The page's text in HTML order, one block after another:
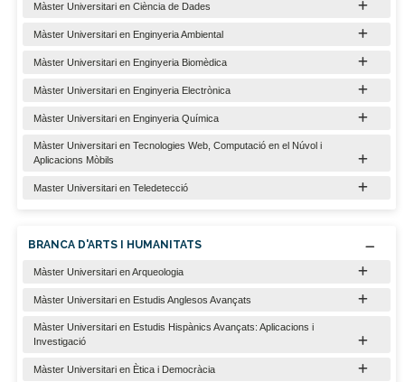
Màster Universitari en Ciència de Dades
Màster Universitari en Enginyeria Ambiental
Màster Universitari en Enginyeria Biomèdica
Màster Universitari en Enginyeria Electrònica
Màster Universitari en Enginyeria Química
Màster Universitari en Tecnologies Web, Computació en el Núvol i
Aplicacions Mòbils
Master Universitari en Teledetecció
BRANCA D'ARTS I HUMANITATS
Màster Universitari en Arqueologia
Màster Universitari en Estudis Anglesos Avançats
Màster Universitari en Estudis Hispànics Avançats: Aplicacions i
Investigació
Màster Universitari en Ètica i Democràcia